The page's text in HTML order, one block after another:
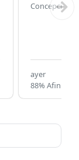
Concepción
ayer
88% Afinidad